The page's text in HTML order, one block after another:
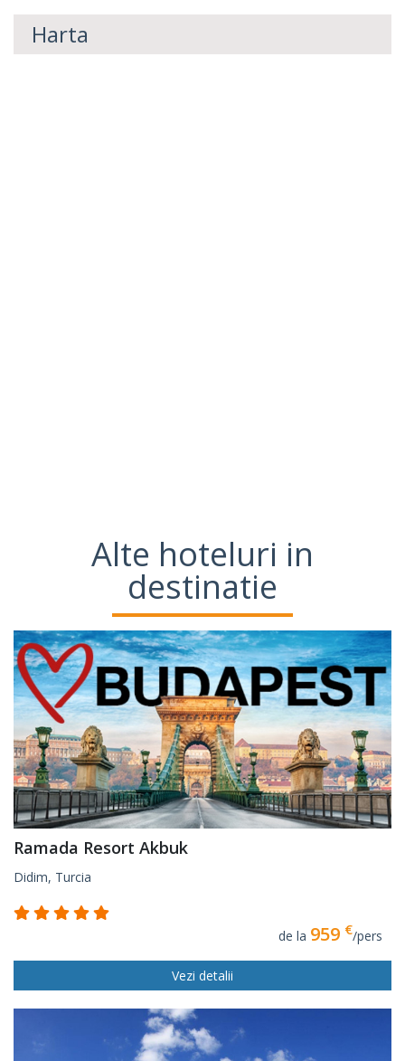
Harta
Alte hoteluri in
destinatie
Ramada Resort Akbuk
Didim, Turcia
de la 959 €/pers
Vezi detalii